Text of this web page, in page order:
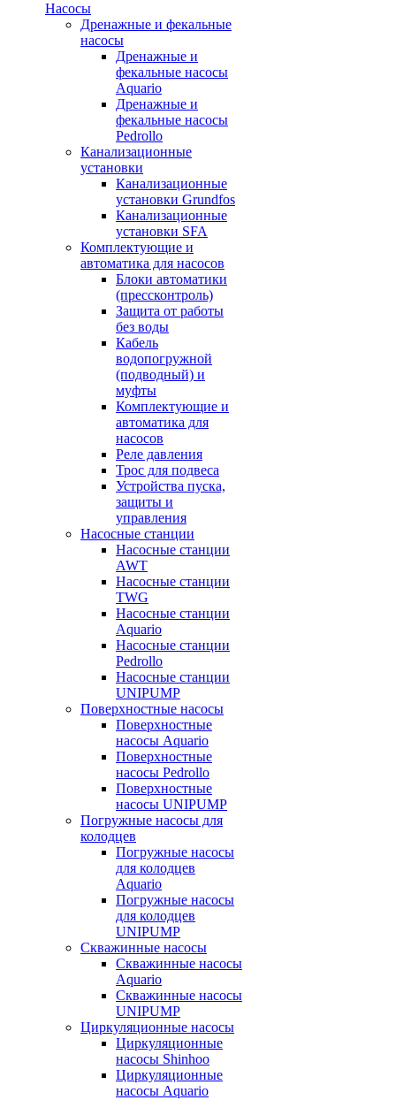
Насосы
Дренажные и фекальные
насосы
Дренажные и
фекальные насосы
Aquario
Дренажные и
фекальные насосы
Pedrollo
Канализационные
установки
Канализационные
установки Grundfos
Канализационные
установки SFA
Комплектующие и
автоматика для насосов
Блоки автоматики
(прессконтроль)
Защита от работы
без воды
Кабель
водопогружной
(подводный) и
муфты
Комплектующие и
автоматика для
насосов
Реле давления
Трос для подвеса
Устройства пуска,
защиты и
управления
Насосные станции
Насосные станции
AWT
Насосные станции
TWG
Насосные станции
Aquario
Насосные станции
Pedrollo
Насосные станции
UNIPUMP
Поверхностные насосы
Поверхностные
насосы Aquario
Поверхностные
насосы Pedrollo
Поверхностные
насосы UNIPUMP
Погружные насосы для
колодцев
Погружные насосы
для колодцев
Aquario
Погружные насосы
для колодцев
UNIPUMP
Скважинные насосы
Скважинные насосы
Aquario
Скважинные насосы
UNIPUMP
Циркуляционные насосы
Циркуляционные
насосы Shinhoo
Циркуляционные
насосы Aquario